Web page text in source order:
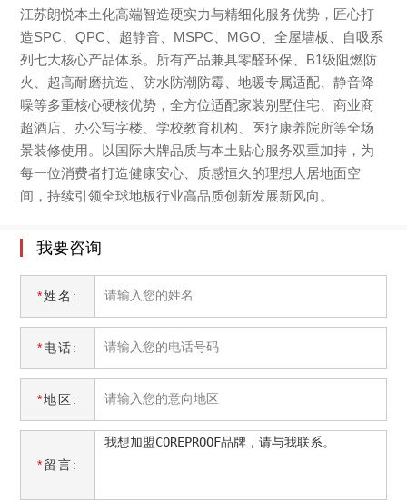
江苏朗悦本土化高端智造硬实力与精细化服务优势，匠心打
造SPC、QPC、超静音、MSPC、MGO、全屋墙板、自吸系
列七大核心产品体系。所有产品兼具零醛环保、B1级阻燃防
火、超高耐磨抗造、防水防潮防霉、地暖专属适配、静音降
噪等多重核心硬核优势，全方位适配家装别墅住宅、商业商
超酒店、办公写字楼、学校教育机构、医疗康养院所等全场
景装修使用。以国际大牌品质与本土贴心服务双重加持，为
每一位消费者打造健康安心、质感恒久的理想人居地面空
间，持续引领全球地板行业高品质创新发展新风向。
我要咨询
*姓名:
*电话:
*地区:
*留言: